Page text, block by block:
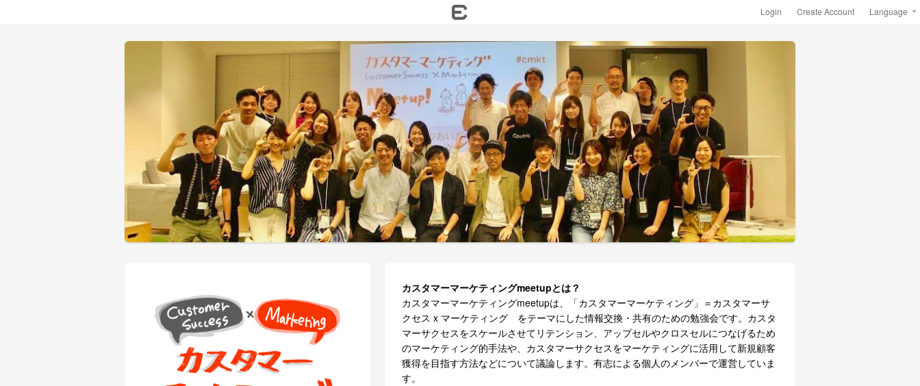
Login Create Account Language
カスタマーマーケティングmeetupとは？
カスタマーマーケティングmeetupは、「カスタマーマーケティング」＝カスタマーサ
クセス x マーケティング をテーマにした情報交換・共有のための勉強会です。カスタ
マーサクセスをスケールさせてリテンション、アップセルやクロスセルにつなげるため
のマーケティング的手法や、カスタマーサクセスをマーケティングに活用して新規顧客
獲得を目指す方法などについて議論します。有志による個人のメンバーで運営していま
す。